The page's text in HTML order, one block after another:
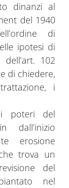
dinanzi al
del 1940
di
ipotesi di
102
di chiedere,
i
poteri del
dall’inizio
erosione
trova un
del
nel